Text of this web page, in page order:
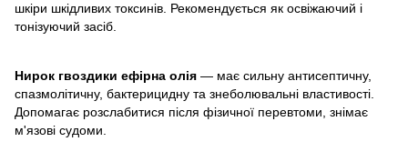
шкіри шкідливих токсинів. Рекомендується як освіжаючий і
тонізуючий засіб.
Нирок гвоздики ефірна олія — має сильну антисептичну,
спазмолітичну, бактерицидну та знеболювальні властивості.
Допомагає розслабитися після фізичної перевтоми, знімає
м'язові судоми.